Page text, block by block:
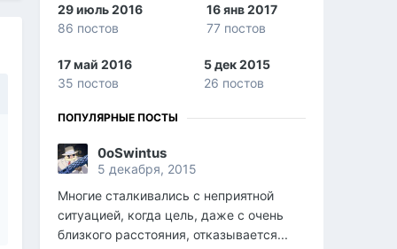
29 июль 2016
86 постов
16 янв 2017
77 постов
17 май 2016
35 постов
5 дек 2015
26 постов
ПОПУЛЯРНЫЕ ПОСТЫ
0oSwintus
5 декабря, 2015
Многие сталкивались с неприятной
ситуацией, когда цель, даже с очень
близкого расстояния, отказывается...